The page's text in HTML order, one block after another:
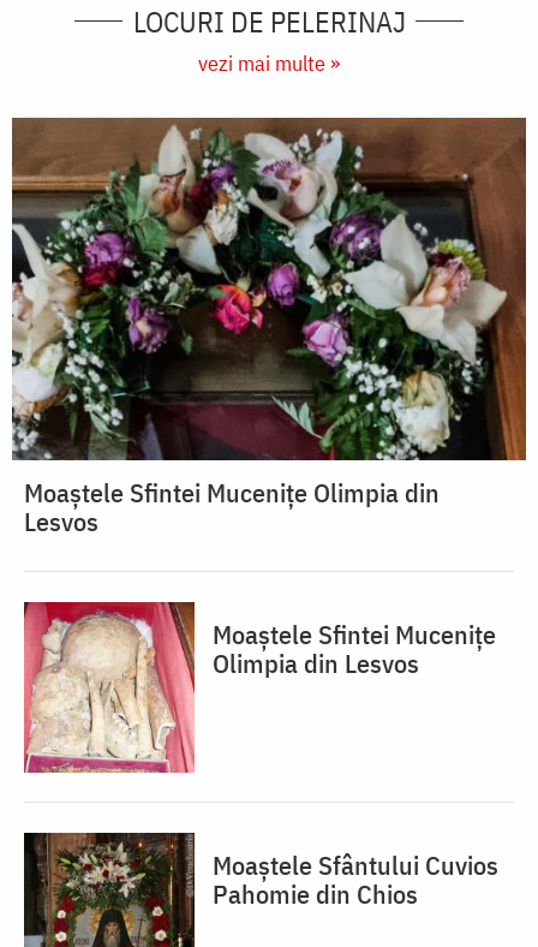
LOCURI DE PELERINAJ
vezi mai multe »
Moaștele Sfintei Mucenițe Olimpia din
Lesvos
Moaștele Sfintei Mucenițe
Olimpia din Lesvos
Moaștele Sfântului Cuvios
Pahomie din Chios